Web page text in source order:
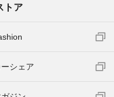
トア
シェア